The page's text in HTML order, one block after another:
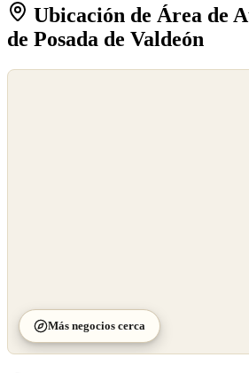
Ubicación de Área de
de Posada de Valdeón
Más negocios cerca